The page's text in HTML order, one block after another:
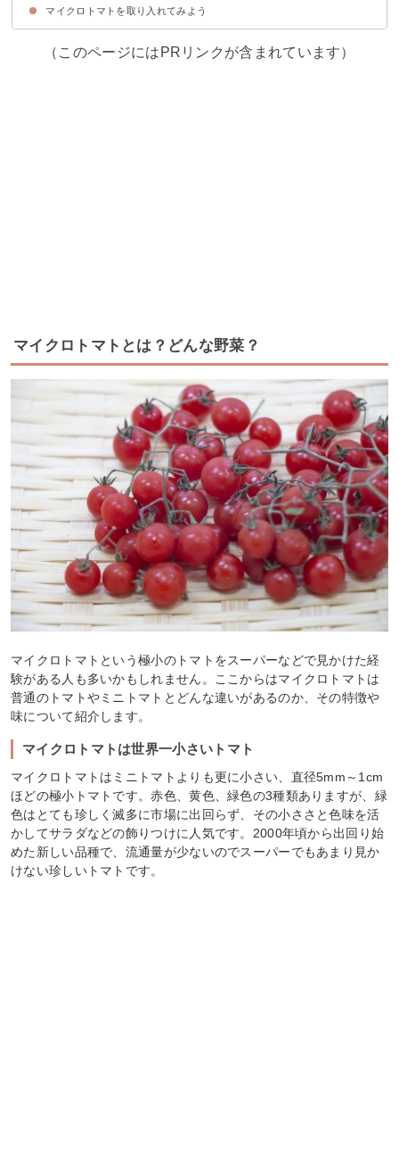
①ツナと焼きなすの冷麺
②マイクロトマトバニラアイス
③おしゃれなポテトサラダ
マイクロトマトを取り入れてみよう
（このページにはPRリンクが含まれています）
マイクロトマトとは？どんな野菜？
マイクロトマトという極小のトマトをスーパーなどで見かけた経
験がある人も多いかもしれません。ここからはマイクロトマトは
普通のトマトやミニトマトとどんな違いがあるのか、その特徴や
味について紹介します。
マイクロトマトは世界一小さいトマト
マイクロトマトはミニトマトよりも更に小さい、直径5mm～1cm
ほどの極小トマトです。赤色、黄色、緑色の3種類ありますが、緑
色はとても珍しく滅多に市場に出回らず、その小ささと色味を活
かしてサラダなどの飾りつけに人気です。2000年頃から出回り始
めた新しい品種で、流通量が少ないのでスーパーでもあまり見か
けない珍しいトマトです。